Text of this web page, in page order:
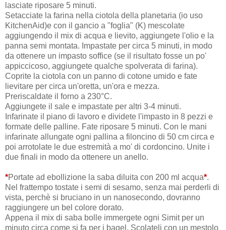
lasciate riposare 5 minuti.
Setacciate la farina nella ciotola della planetaria (io uso
KitchenAid)e con il gancio a "foglia" (K) mescolate
aggiungendo il mix di acqua e lievito, aggiungete l'olio e la
panna semi montata. Impastate per circa 5 minuti, in modo
da ottenere un impasto soffice (se il risultato fosse un po'
appiccicoso, aggiungete qualche spolverata di farina).
Coprite la ciotola con un panno di cotone umido e fate
lievitare per circa un'oretta, un'ora e mezza.
Preriscaldate il forno a 230°C.
Aggiungete il sale e impastate per altri 3-4 minuti.
Infarinate il piano di lavoro e dividete l'impasto in 8 pezzi e
formate delle palline. Fate riposare 5 minuti. Con le mani
infarinate allungate ogni pallina a filoncino di 50 cm circa e
poi arrotolate le due estremità a mo' di cordoncino. Unite i
due finali in modo da ottenere un anello.
*Portate ad ebollizione la saba diluita con 200 ml acqua*.
Nel frattempo tostate i semi di sesamo, senza mai perderli di
vista, perchè si bruciano in un nanosecondo, dovranno
raggiungere un bel colore dorato.
Appena il mix di saba bolle immergete ogni Simit per un
minuto circa come si fa per i bagel. Scolateli con un mestolo